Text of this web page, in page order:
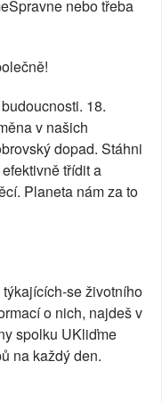
nebo třeba
18.
v našich
dopad. Stáhni
třídit a
Planeta nám za to
se životního
o nich, najdeš v
spolku UKliďme
na každý den.